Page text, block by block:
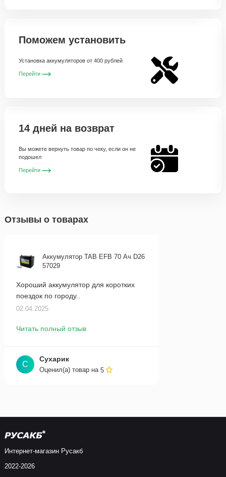
Поможем установить
Установка аккумуляторов от 400 рублей
Перейти
14 дней на возврат
Вы можете вернуть товар по чеку, если он не
подошел
Перейти
Отзывы о товарах
Аккумулятор TAB EFB 70 Ач D26
57029
Хороший аккумулятор для коротких
поездок по городу..
02.04.2025
Читать полный отзыв
С
Сухарик
Оценил(а) товар на5
Интернет-магазин Русакб
2022-2026